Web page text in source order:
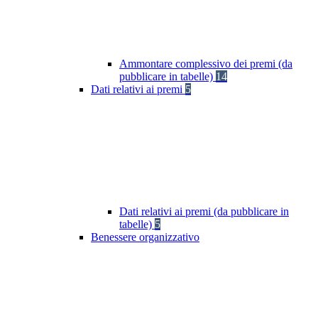
Ammontare complessivo dei premi (da
pubblicare in tabelle) 14
Dati relativi ai premi 5
Dati relativi ai premi (da pubblicare in
tabelle) 5
Benessere organizzativo